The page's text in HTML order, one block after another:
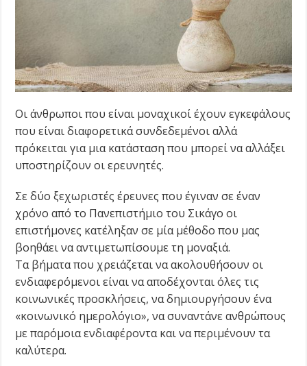
Οι άνθρωποι που είναι μοναχικοί έχουν εγκεφάλους
που είναι διαφορετικά συνδεδεμένοι αλλά
πρόκειται για μια κατάσταση που μπορεί να αλλάξει
υποστηρίζουν οι ερευνητές.
Σε δύο ξεχωριστές έρευνες που έγιναν σε έναν
χρόνο από το Πανεπιστήμιο του Σικάγο οι
επιστήμονες κατέληξαν σε μία μέθοδο που μας
βοηθάει να αντιμετωπίσουμε τη μοναξιά.
Τα βήματα που χρειάζεται να ακολουθήσουν οι
ενδιαφερόμενοι είναι να αποδέχονται όλες τις
κοινωνικές προσκλήσεις, να δημιουργήσουν ένα
«κοινωνικό ημερολόγιο», να συναντάνε ανθρώπους
με παρόμοια ενδιαφέροντα και να περιμένουν τα
καλύτερα.